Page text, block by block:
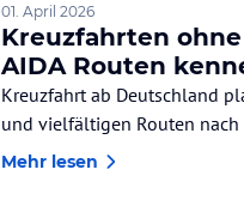
01. April 2026
Kreuzfahrten
AIDA Routen
Kreuzfahrt ab Deutschland
Mehr lesen